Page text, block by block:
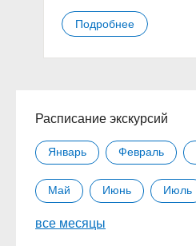
Подробнее
Расписание экскурсий
Январь Февраль
Май Июнь Июль
Сентябрь
все месяцы